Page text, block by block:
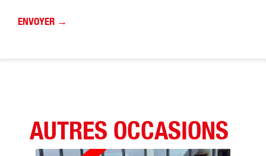
AUTRES OCCASIONS